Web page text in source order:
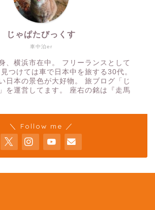
車中泊er
じゃぱたびっくす
、横浜市在中。 フリーランスとして
つけては車で日本中を旅する30代。
日本の景色が大好物。 旅ブログ「じ
を運営してます。 座右の銘は『走馬
＼ Follow me ／